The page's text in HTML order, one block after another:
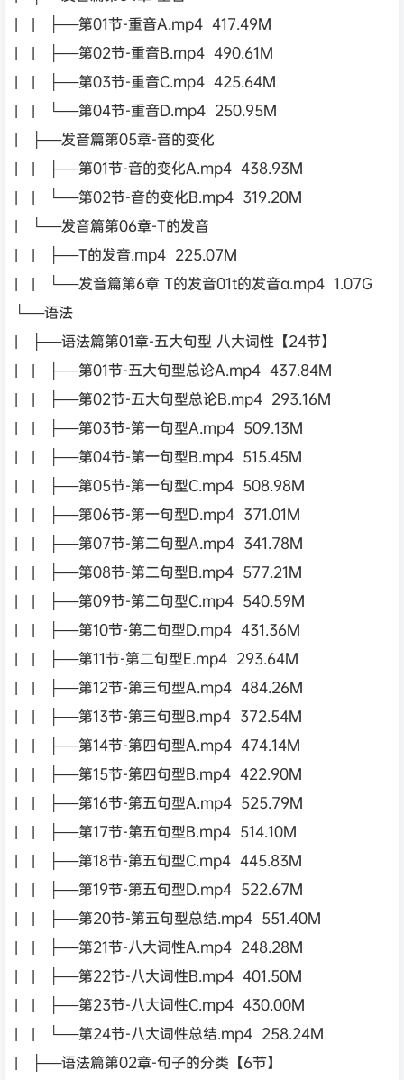
| | ├──第01节-重音A.mp4 417.49M
| | ├──第02节-重音B.mp4 490.61M
| | ├──第03节-重音C.mp4 425.64M
| | └──第04节-重音D.mp4 250.95M
| ├──发音篇第05章-音的变化
| | ├──第01节-音的变化A.mp4 438.93M
| | └──第02节-音的变化B.mp4 319.20M
| └──发音篇第06章-T的发音
| | ├──T的发音.mp4 225.07M
| | └──发音篇第6章 T的发音01t的发音a.mp4 1.07G
└──语法
| ├──语法篇第01章-五大句型 八大词性【24节】
| | ├──第01节-五大句型总论A.mp4 437.84M
| | ├──第02节-五大句型总论B.mp4 293.16M
| | ├──第03节-第一句型A.mp4 509.13M
| | ├──第04节-第一句型B.mp4 515.45M
| | ├──第05节-第一句型C.mp4 508.98M
| | ├──第06节-第一句型D.mp4 371.01M
| | ├──第07节-第二句型A.mp4 341.78M
| | ├──第08节-第二句型B.mp4 577.21M
| | ├──第09节-第二句型C.mp4 540.59M
| | ├──第10节-第二句型D.mp4 431.36M
| | ├──第11节-第二句型E.mp4 293.64M
| | ├──第12节-第三句型A.mp4 484.26M
| | ├──第13节-第三句型B.mp4 372.54M
| | ├──第14节-第四句型A.mp4 474.14M
| | ├──第15节-第四句型B.mp4 422.90M
| | ├──第16节-第五句型A.mp4 525.79M
| | ├──第17节-第五句型B.mp4 514.10M
| | ├──第18节-第五句型C.mp4 445.83M
| | ├──第19节-第五句型D.mp4 522.67M
| | ├──第20节-第五句型总结.mp4 551.40M
| | ├──第21节-八大词性A.mp4 248.28M
| | ├──第22节-八大词性B.mp4 401.50M
| | ├──第23节-八大词性C.mp4 430.00M
| | └──第24节-八大词性总结.mp4 258.24M
| ├──语法篇第02章-句子的分类【6节】